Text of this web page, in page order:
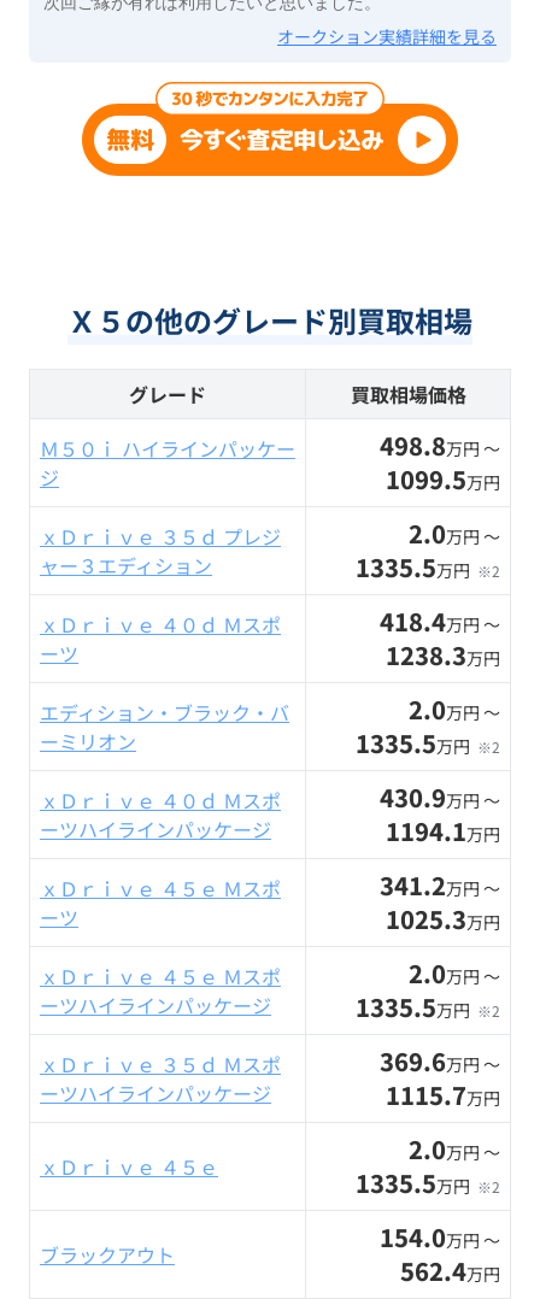
オークション実績詳細を見る
Ｘ５の他のグレード別買取相場
グレード
買取相場価格
Ｍ５０ｉ ハイラインパッケー
ジ
498.8万円 〜
1099.5万円
ｘＤｒｉｖｅ ３５ｄ プレジ
ャー３エディション
2.0万円 〜
1335.5万円 ※2
ｘＤｒｉｖｅ ４０ｄ Ｍスポ
ーツ
418.4万円 〜
1238.3万円
エディション・ブラック・バ
ーミリオン
2.0万円 〜
1335.5万円 ※2
ｘＤｒｉｖｅ ４０ｄ Ｍスポ
ーツハイラインパッケージ
430.9万円 〜
1194.1万円
ｘＤｒｉｖｅ ４５ｅ Ｍスポ
ーツ
341.2万円 〜
1025.3万円
ｘＤｒｉｖｅ ４５ｅ Ｍスポ
ーツハイラインパッケージ
2.0万円 〜
1335.5万円 ※2
ｘＤｒｉｖｅ ３５ｄ Ｍスポ
ーツハイラインパッケージ
369.6万円 〜
1115.7万円
ｘＤｒｉｖｅ ４５ｅ 2.0万円 〜
1335.5万円 ※2
ブラックアウト 154.0万円 〜
562.4万円